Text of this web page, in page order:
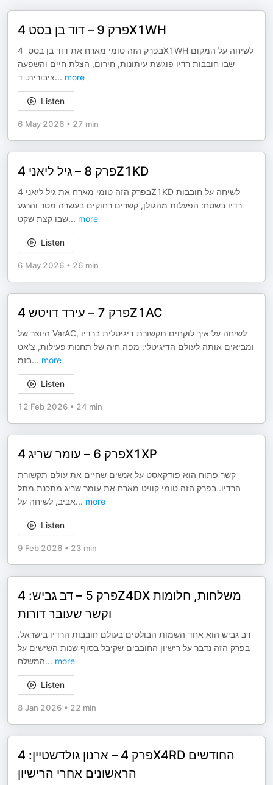
פרק 9 – דוד בן בסט 4X1WH
בפרק הזה טומי מארח את דוד בן בסט 4X1WH לשיחה על המקום
שבו חובבות רדיו פוגשת עיתונות, חירום, הצלת חיים והשפעה
ציבורית. ד... more
Listen
6 May 2026 • 27 min
פרק 8 – גיל ליאני 4Z1KD
בפרק הזה טומי מארח את גיל ליאני 4Z1KD לשיחה על חובבות
רדיו בשטח: הפעלות מהגולן, קשרים רחוקים בעשרה מטר והרגע
שבו קצת שקט... more
Listen
6 May 2026 • 26 min
פרק 7 – עירד דויטש 4Z1AC
היוצר של VarAC, לשיחה על איך לוקחים תקשורת דיגיטלית ברדיו
ומביאים אותה לעולם הדיגיטלי: מפה חיה של תחנות פעילות, צ’אט
בזמ... more
Listen
12 Feb 2026 • 24 min
פרק 6 – עומר שריג 4X1XP
קשר פתוח הוא פודקאסט על אנשים שחיים את עולם תקשורת
הרדיו. בפרק הזה טומי קוויט מארח את עומר שריג מתכנת מתל
אביב, לשיחה על... more
Listen
9 Feb 2026 • 23 min
פרק 5 – דב גביש: 4Z4DX משלחות, חלומות
וקשר שעובר דורות
דב גביש הוא אחד השמות הבולטים בעולם חובבות הרדיו בישראל.
בפרק הזה נדבר על רישיון החובבים שקיבל בסוף שנות השישים על
המשלח... more
Listen
8 Jan 2026 • 22 min
פרק 4 – ארנון גולדשטיין: 4X4RD החודשים
הראשונים אחרי הרישיון